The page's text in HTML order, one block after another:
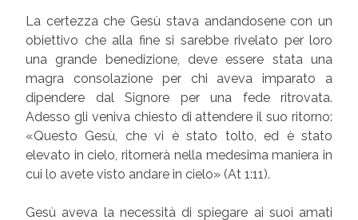
La certezza che Gesù stava andandosene con un
obiettivo che alla fine si sarebbe rivelato per loro
una grande benedizione, deve essere stata una
magra consolazione per chi aveva imparato a
dipendere dal Signore per una fede ritrovata.
Adesso gli veniva chiesto di attendere il suo ritorno:
«Questo Gesù, che vi è stato tolto, ed è stato
elevato in cielo, ritornerà nella medesima maniera in
cui lo avete visto andare in cielo» (At 1:11).
Gesù aveva la necessità di spiegare ai suoi amati